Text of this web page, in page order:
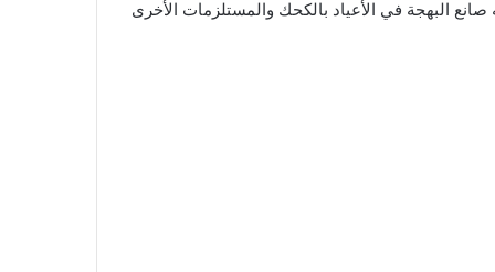
صانع البهجة في الأعياد بالكحك والمستلزمات الأخرى